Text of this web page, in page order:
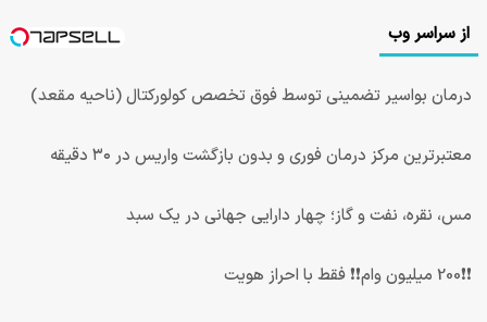
از سراسر وب
درمان بواسیر تضمینی توسط فوق تخصص کولورکتال (ناحیه مقعد)
معتبرترین مرکز درمان فوری و بدون بازگشت واریس در ۳۰ دقیقه
مس، نقره، نفت و گاز؛ چهار دارایی جهانی در یک سبد
❗❗200 میلیون وام❗❗ فقط با احراز هویت